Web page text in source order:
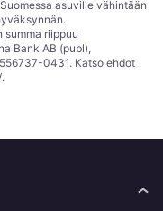
asuville vähintään
summa riippuu
Bank AB (publ),
0431. Katso ehdot
.